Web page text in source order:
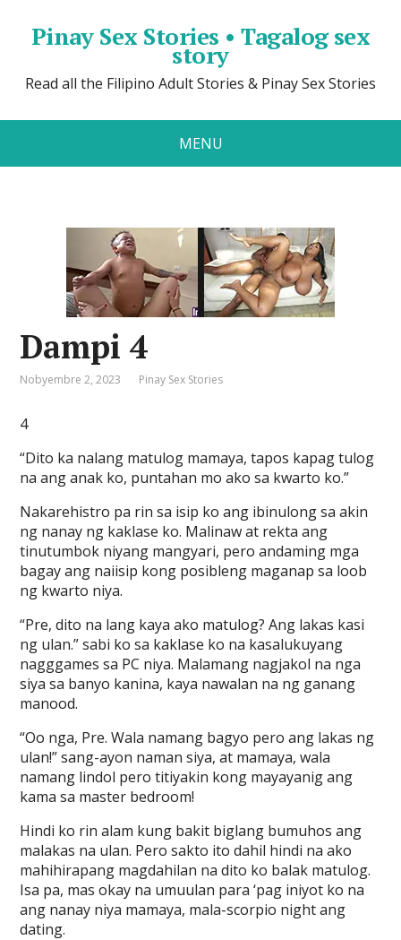
Pinay Sex Stories • Tagalog sex
story
Read all the Filipino Adult Stories & Pinay Sex Stories
MENU
Dampi 4
Nobyembre 2, 2023 Pinay Sex Stories
4
“Dito ka nalang matulog mamaya, tapos kapag tulog
na ang anak ko, puntahan mo ako sa kwarto ko.”
Nakarehistro pa rin sa isip ko ang ibinulong sa akin
ng nanay ng kaklase ko. Malinaw at rekta ang
tinutumbok niyang mangyari, pero andaming mga
bagay ang naiisip kong posibleng maganap sa loob
ng kwarto niya.
“Pre, dito na lang kaya ako matulog? Ang lakas kasi
ng ulan.” sabi ko sa kaklase ko na kasalukuyang
nagggames sa PC niya. Malamang nagjakol na nga
siya sa banyo kanina, kaya nawalan na ng ganang
manood.
“Oo nga, Pre. Wala namang bagyo pero ang lakas ng
ulan!” sang-ayon naman siya, at mamaya, wala
namang lindol pero titiyakin kong mayayanig ang
kama sa master bedroom!
Hindi ko rin alam kung bakit biglang bumuhos ang
malakas na ulan. Pero sakto ito dahil hindi na ako
mahihirapang magdahilan na dito ko balak matulog.
Isa pa, mas okay na umuulan para ‘pag iniyot ko na
ang nanay niya mamaya, mala-scorpio night ang
dating.